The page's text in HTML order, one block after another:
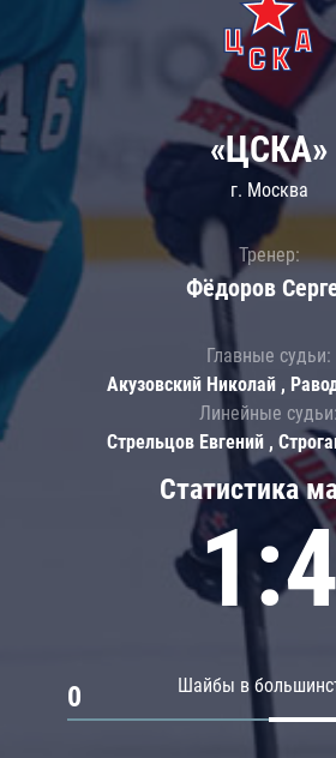
Статистика
Шайбы в
0
«ЦСКА»
г. Москва
Тренер:
Фёдоров
Главные судьи:
Акузовский Николай ,
Линейные судьи:
Стрельцов Евгений ,